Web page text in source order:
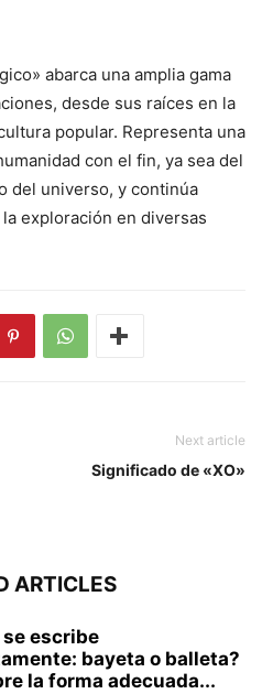
abarca una amplia gama
desde sus raíces en la
popular. Representa una
con el fin, ya sea del
del universo, y continúa
exploración en diversas
Next article
Significado de «XO»
ARTICLES
se escribe
bayeta o balleta?
la forma adecuada...